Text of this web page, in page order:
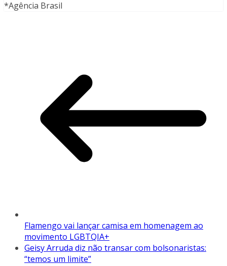
*Agência Brasil
Flamengo vai lançar camisa em homenagem ao
movimento LGBTQIA+
Geisy Arruda diz não transar com bolsonaristas:
“temos um limite”